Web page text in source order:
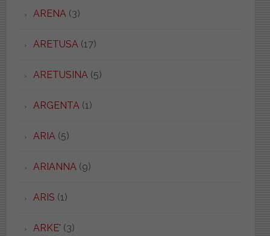
ARENA (3)
ARETUSA (17)
ARETUSINA (5)
ARGENTA (1)
ARIA (5)
ARIANNA (9)
ARIS (1)
ARKE' (3)